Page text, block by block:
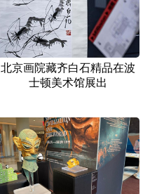
北京画院藏齐白石精品在波
士顿美术馆展出